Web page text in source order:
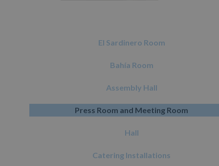
El Sardinero Room
Bahía Room
Assembly Hall
Press Room and Meeting Room
Hall
Catering Installations